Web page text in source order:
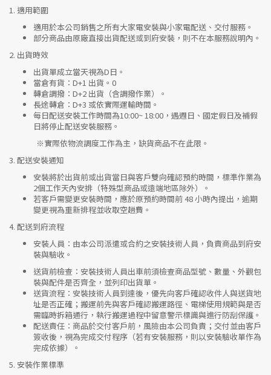
1. 適用範圍
適用於本公司銷售之所有大家電安裝與小家電配送、交付服務。
部分商品由原廠直接出貨配送或到府安裝，則不在本服務說明內。
2. 出貨時效
出貨單成立當天視為D日。
當倉有貨： D+1 出貨。0
轉倉調撥： D+2 出貨（含調撥作業）。
長途轉倉： D+3 或依實際運輸時間。
每日配送安裝工作時間為10:00~ 18:00，遇週日、國定假日及補假
日將停止配送安裝服務。
※實際依物流調度工作為主，缺貨商品不在此限。
3. 配送安裝通知
安裝將於出貨前或出貨當日與客戶雙向確認預約時間，標準作業為
2個工作天內安排（特殊型商品或遠端地區除外）。
若客戶需變更安裝時間，應於原預約時間前 48 小時內提出，逾期
變更視為重新排程並收取空趟費。
4. 配送到府流程
安裝人員 ：由本公司派遣或合約之安裝技術人員，負責商品到府安
裝與驗收。
送貨前檢查 ：安裝技術人員出車前須檢查商品型號、數量、外觀包
裝與配件是否齊全，並列印出貨單。
送貨流程 ：安裝技術人員到達後，優先向客戶確認收件人與送貨地
址是否正確；搬運前先與客戶確認搬運路徑、電梯使用規範與是否
需臨時拆箱通行，執行搬運過程中留意警示標識與進行防刮保護。
配送責任 ：商品於交付客戶前，風險由本公司負責；交付並由客戶
簽收後，視為完成交付程序（若有安裝服務，則以安裝驗收單作為
完成依據）。
5. 安裝作業標準